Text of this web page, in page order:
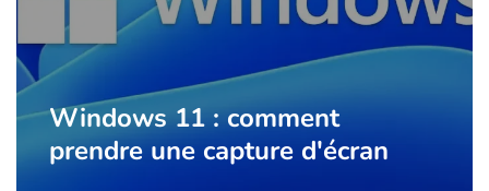
Windows 11 : comment
prendre une capture d'écran